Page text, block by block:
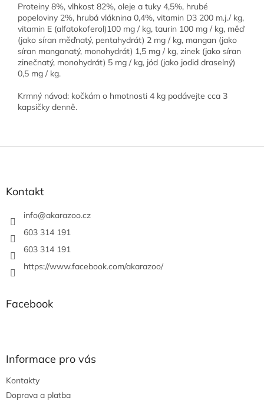
Proteiny 8%, vlhkost 82%, oleje a tuky 4,5%, hrubé
popeloviny 2%, hrubá vláknina 0,4%, vitamin D3 200 m.j./ kg,
vitamin E (alfatokoferol)100 mg / kg, taurin 100 mg / kg, měď
(jako síran měďnatý, pentahydrát) 2 mg / kg, mangan (jako
síran manganatý, monohydrát) 1,5 mg / kg, zinek (jako síran
zinečnatý, monohydrát) 5 mg / kg, jód (jako jodid draselný)
0,5 mg / kg.
Krmný návod: kočkám o hmotnosti 4 kg podávejte cca 3
kapsičky denně.
Z
Kontakt
info@akarazoo.cz
603 314 191
603 314 191
https://www.facebook.com/akarazoo/
Facebook
Informace pro vás
Kontakty
Doprava a platba